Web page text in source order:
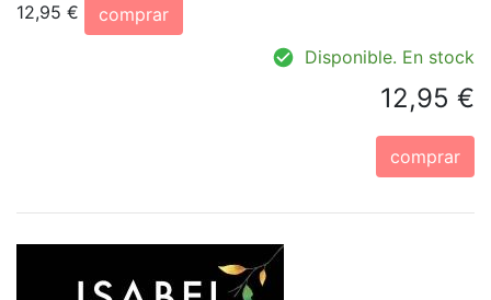
12,95 €
comprar
Disponible. En stock
12,95 €
comprar